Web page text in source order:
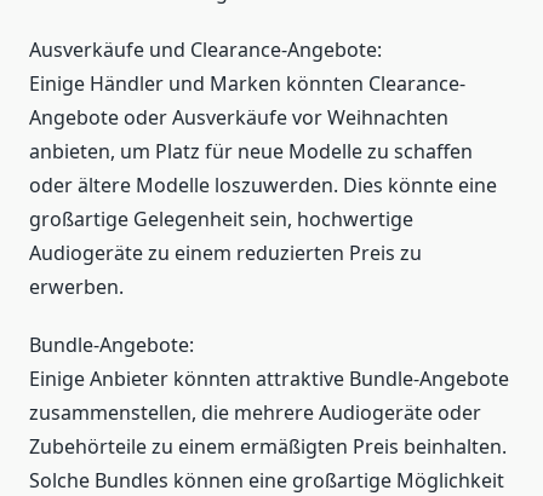
Ausverkäufe und Clearance-Angebote:
Einige Händler und Marken könnten Clearance-
Angebote oder Ausverkäufe vor Weihnachten
anbieten, um Platz für neue Modelle zu schaffen
oder ältere Modelle loszuwerden. Dies könnte eine
großartige Gelegenheit sein, hochwertige
Audiogeräte zu einem reduzierten Preis zu
erwerben.
Bundle-Angebote:
Einige Anbieter könnten attraktive Bundle-Angebote
zusammenstellen, die mehrere Audiogeräte oder
Zubehörteile zu einem ermäßigten Preis beinhalten.
Solche Bundles können eine großartige Möglichkeit